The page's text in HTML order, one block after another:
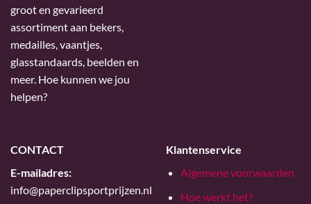
groot en gevarieerd
assortiment aan bekers,
medailles, vaantjes,
glasstandaards, beelden en
meer. Hoe kunnen we jou
helpen?
CONTACT
E-mailadres:
info@paperclipsportprijzen.nl
Klantenservice
Algemene voorwaarden
Hoe werkt het?